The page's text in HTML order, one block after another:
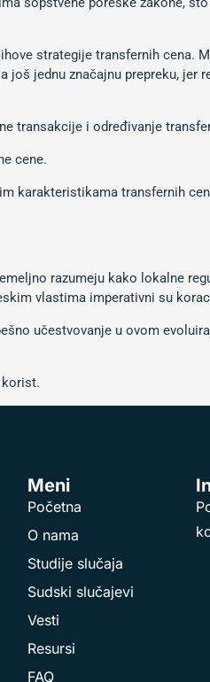
strategije transfernih cena.
jednu značajnu prepreku, jer
transakcije i određivanje
cene.
karakteristikama transfernih
razumeju kako lokalne
vlastima imperativni su
učestvovanje u ovom
Meni
Početna
O nama
Studije slučaja
Sudski slučajevi
Vesti
Resursi
FAQ